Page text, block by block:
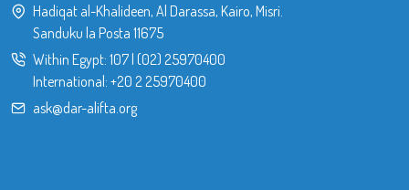
Hadiqat al-Khalideen, Al Darassa, Kairo, Misri.
Sanduku la Posta 11675
Within Egypt: 107| (02) 25970400
International: +20 2 25970400
ask@dar-alifta.org